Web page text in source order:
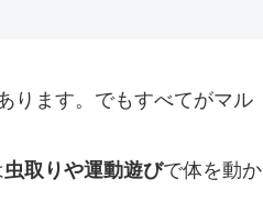
ります。でもすべてがマル
虫取りや運動遊びで体を動か